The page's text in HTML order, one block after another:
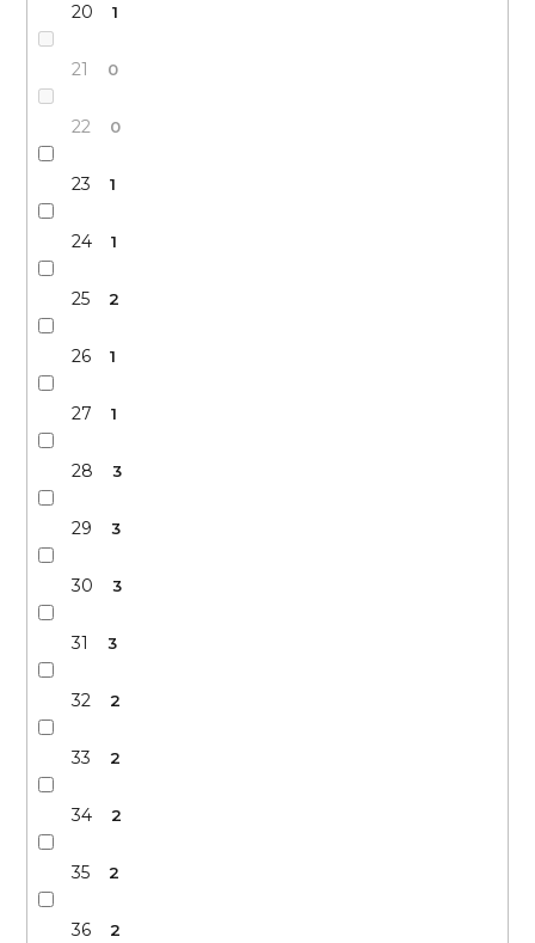
20 1
21 0
22 0
23 1
24 1
25 2
26 1
27 1
28 3
29 3
30 3
31 3
32 2
33 2
34 2
35 2
36 2